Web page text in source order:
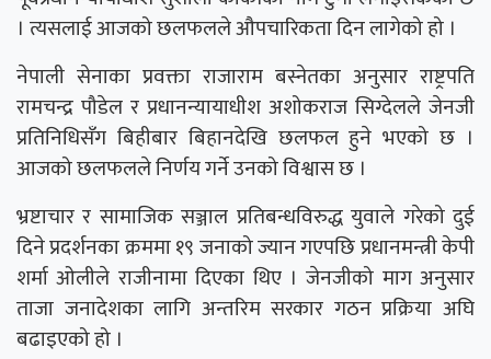
। त्यसलाई आजको छलफलले औपचारिकता दिन लागेको हो ।
नेपाली सेनाका प्रवक्ता राजाराम बस्नेतका अनुसार राष्ट्रपति
रामचन्द्र पौडेल र प्रधानन्यायाधीश अशोकराज सिग्देलले जेनजी
प्रतिनिधिसँग बिहीबार बिहानदेखि छलफल हुने भएको छ ।
आजको छलफलले निर्णय गर्ने उनको विश्वास छ ।
भ्रष्टाचार र सामाजिक सञ्जाल प्रतिबन्धविरुद्ध युवाले गरेको दुई
दिने प्रदर्शनका क्रममा १९ जनाको ज्यान गएपछि प्रधानमन्त्री केपी
शर्मा ओलीले राजीनामा दिएका थिए । जेनजीको माग अनुसार
ताजा जनादेशका लागि अन्तरिम सरकार गठन प्रक्रिया अघि
बढाइएको हो ।